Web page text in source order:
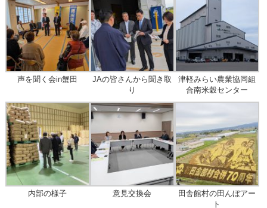
声を聞く会in蟹田
JAの皆さんから聞き取
り
津軽みらい農業協同組
合南米穀センター
内部の様子 意見交換会
田舎館村の田んぼアー
ト